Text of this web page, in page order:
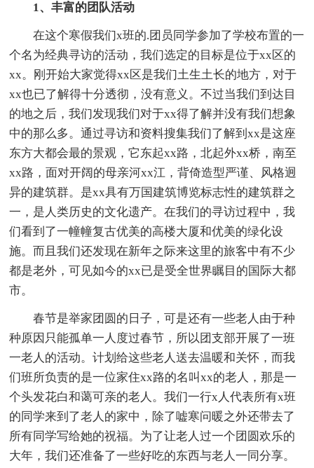
1、丰富的团队活动
在这个寒假我们x班的.团员同学参加了学校布置的一
个名为经典寻访的活动，我们选定的目标是位于xx区的
xx。刚开始大家觉得xx区是我们土生土长的地方，对于
xx也已了解得十分透彻，没有意义。不过当我们到达目
的地之后，我们发现我们对于xx得了解并没有我们想象
中的那么多。通过寻访和资料搜集我们了解到xx是这座
东方大都会最的景观，它东起xx路，北起外xx桥，南至
xx路，面对开阔的母亲河xx江，背倚造型严谨、风格迥
异的建筑群。是xx具有万国建筑博览标志性的建筑群之
一，是人类历史的文化遗产。在我们的寻访过程中，我
们看到了一幢幢复古优美的高楼大厦和优美的绿化设
施。而且我们还发现在新年之际来这里的旅客中有不少
都是老外，可见如今的xx已是受全世界瞩目的国际大都
市。
春节是举家团圆的日子，可是还有一些老人由于种
种原因只能孤单一人度过春节，所以团支部开展了一班
一老人的活动。计划给这些老人送去温暖和关怀，而我
们班所负责的是一位家住xx路的名叫xx的老人，那是一
个头发花白和蔼可亲的老人。我们一行x人代表所有x班
的同学来到了老人的家中，除了嘘寒问暖之外还带去了
所有同学写给她的祝福。为了让老人过一个团圆欢乐的
大年，我们还准备了一些好吃的东西与老人一同分享。